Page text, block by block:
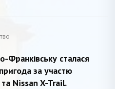
Франківську сталася
за участю
Nissan X-Trail.